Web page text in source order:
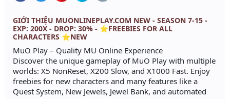
GIỚI THIỆU MUONLINEPLAY.COM NEW - SEASON 7-15 -
EXP: 200X - DROP: 30% - ⭐️FREEBIES FOR ALL
CHARACTERS ⭐️NEW
MuO Play – Quality MU Online Experience
Discover the unique gameplay of MuO Play with multiple
worlds: X5 NonReset, X200 Slow, and X1000 Fast. Enjoy
freebies for new characters and many features like a
Quest System, New Jewels, Jewel Bank, and automated